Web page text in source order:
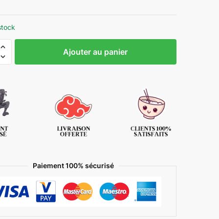
Ajouter au panier
Paiement 100% sécurisé